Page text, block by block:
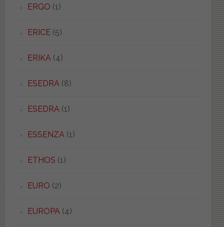
ERGO (1)
ERICE(5)
ERIKA(4)
ESEDRA(8)
ESEDRA(1)
ESSENZA(1)
ETHOS (1)
EURO (2)
EUROPA(4)